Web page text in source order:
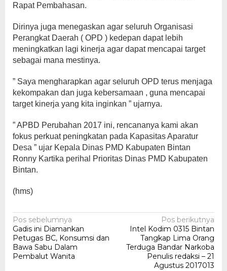
Rapat Pembahasan.
Dirinya juga menegaskan agar seluruh Organisasi
Perangkat Daerah ( OPD ) kedepan dapat lebih
meningkatkan lagi kinerja agar dapat mencapai target
sebagai mana mestinya.
” Saya mengharapkan agar seluruh OPD terus menjaga
kekompakan dan juga kebersamaan , guna mencapai
target kinerja yang kita inginkan ” ujarnya.
” APBD Perubahan 2017 ini, rencananya kami akan
fokus perkuat peningkatan pada Kapasitas Aparatur
Desa ” ujar Kepala Dinas PMD Kabupaten Bintan
Ronny Kartika perihal Prioritas Dinas PMD Kabupaten
Bintan.
(hms)
Navigasi
pos
Pos sebelumnya
Gadis ini Diamankan
Petugas BC, Konsumsi dan
Bawa Sabu Dalam
Pembalut Wanita
Pos berikutnya
Intel Kodim 0315 Bintan
Tangkap Lima Orang
Terduga Bandar Narkoba
Penulis redaksi – 21
Agustus 2017013